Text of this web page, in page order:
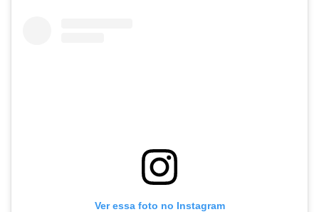
Ver essa foto no Instagram